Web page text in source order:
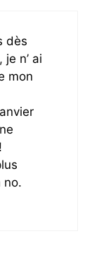
dès
n’ ai
mon
no.